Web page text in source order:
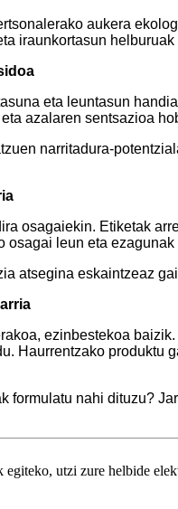
aukera
iraunkortasun
eta leuntasun
azalaren sentsazioa
narritadura-
osagaiekin. Etiketak
leun eta
atsegina eskaintzeaz
ezinbestekoa
Haurrentzako
formulatu nahi dituzu?
utzi zure helbide